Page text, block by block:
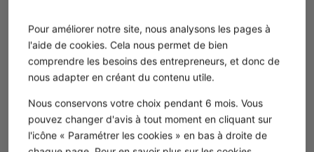
Pour améliorer notre site, nous analysons les pages à
l'aide de cookies. Cela nous permet de bien
comprendre les besoins des entrepreneurs, et donc de
nous adapter en créant du contenu utile.
Nous conservons votre choix pendant 6 mois. Vous
pouvez changer d'avis à tout moment en cliquant sur
l'icône « Paramétrer les cookies » en bas à droite de
annuel doit être de :
170 000 € maximum pour les entreprises dont
l'activité principale est la vente de marchandises,
d'objets, de fournitures de denrées à emporter ou à
consommer sur place, ou la prestation d'hébergement
70 000 € maximum pour les prestations de service
relevant des bénéfices industriels et commerciaux
(bic) et les professions libérales relevant des bénéfices